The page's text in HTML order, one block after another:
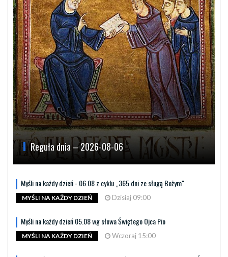
Reguła dnia – 2026-08-06
Myśli na każdy dzień - 06.08 z cyklu „365 dni ze sługą Bożym"
MYŚLI NA KAŻDY DZIEŃ Dzisiaj 09:00
Myśli na każdy dzień 05.08 wg słowa Świętego Ojca Pio
MYŚLI NA KAŻDY DZIEŃ Wczoraj 15:00